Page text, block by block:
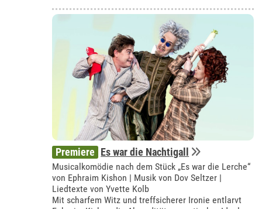
Premiere Es war die Nachtigall
Musicalkomödie nach dem Stück „Es war die Lerche“
von Ephraim Kishon | Musik von Dov Seltzer |
Liedtexte von Yvette Kolb
Mit scharfem Witz und treffsicherer Ironie entlarvt